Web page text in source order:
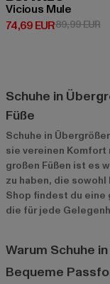
Vicious Mule
74,69 EUR
Derzeitiger Preis:
89,99 EUR
Schuhe in
Füße
Schuhe in
sie vereinen
großen Füßen ist es
zu haben, die
Shop findest du eine
die für jede
Warum Schuhe
Bequeme